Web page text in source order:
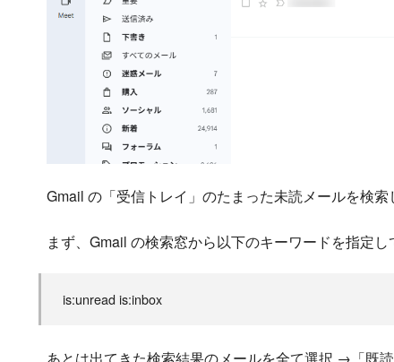
Gmail の「受信トレイ」のたまった未読メールを検索
まず、Gmail の検索窓から以下のキーワードを指定し
is:unread is:inbox